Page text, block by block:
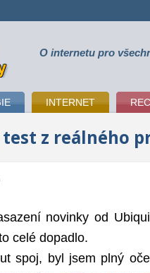
O internetu pro
INTERNET
z reálného
novinky od
celé dopadlo.
spoj, byl jsem plný